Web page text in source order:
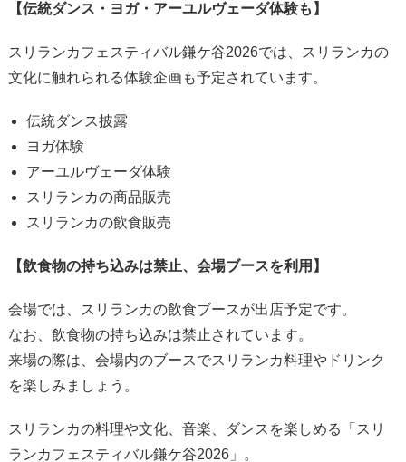
【伝統ダンス・ヨガ・アーユルヴェーダ体験も】
スリランカフェスティバル鎌ケ谷2026では、スリランカの
文化に触れられる体験企画も予定されています。
伝統ダンス披露
ヨガ体験
アーユルヴェーダ体験
スリランカの商品販売
スリランカの飲食販売
【飲食物の持ち込みは禁止、会場ブースを利用】
会場では、スリランカの飲食ブースが出店予定です。
なお、飲食物の持ち込みは禁止されています。
来場の際は、会場内のブースでスリランカ料理やドリンク
を楽しみましょう。
スリランカの料理や文化、音楽、ダンスを楽しめる「スリ
ランカフェスティバル鎌ケ谷2026」。